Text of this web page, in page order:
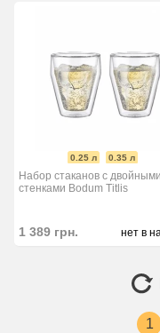
0.25 л 0.35 л
Набор стаканов с двойными
стенками Bodum Titlis
1 389 грн. нет в
1